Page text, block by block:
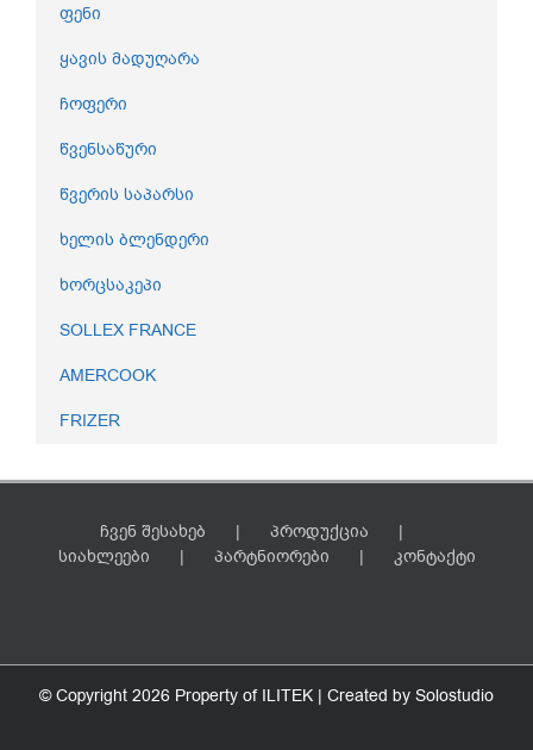
ფენი
ყავის მადუღარა
ჩოფერი
წვენსაწური
წვერის საპარსი
ხელის ბლენდერი
ხორცსაკეპი
SOLLEX FRANCE
AMERCOOK
FRIZER
ჩვენ შესახებ
პროდუქცია
სიახლეები
პარტნიორები კონტაქტი
© Copyright 2026 Property of ILITEK | Created by Solostudio